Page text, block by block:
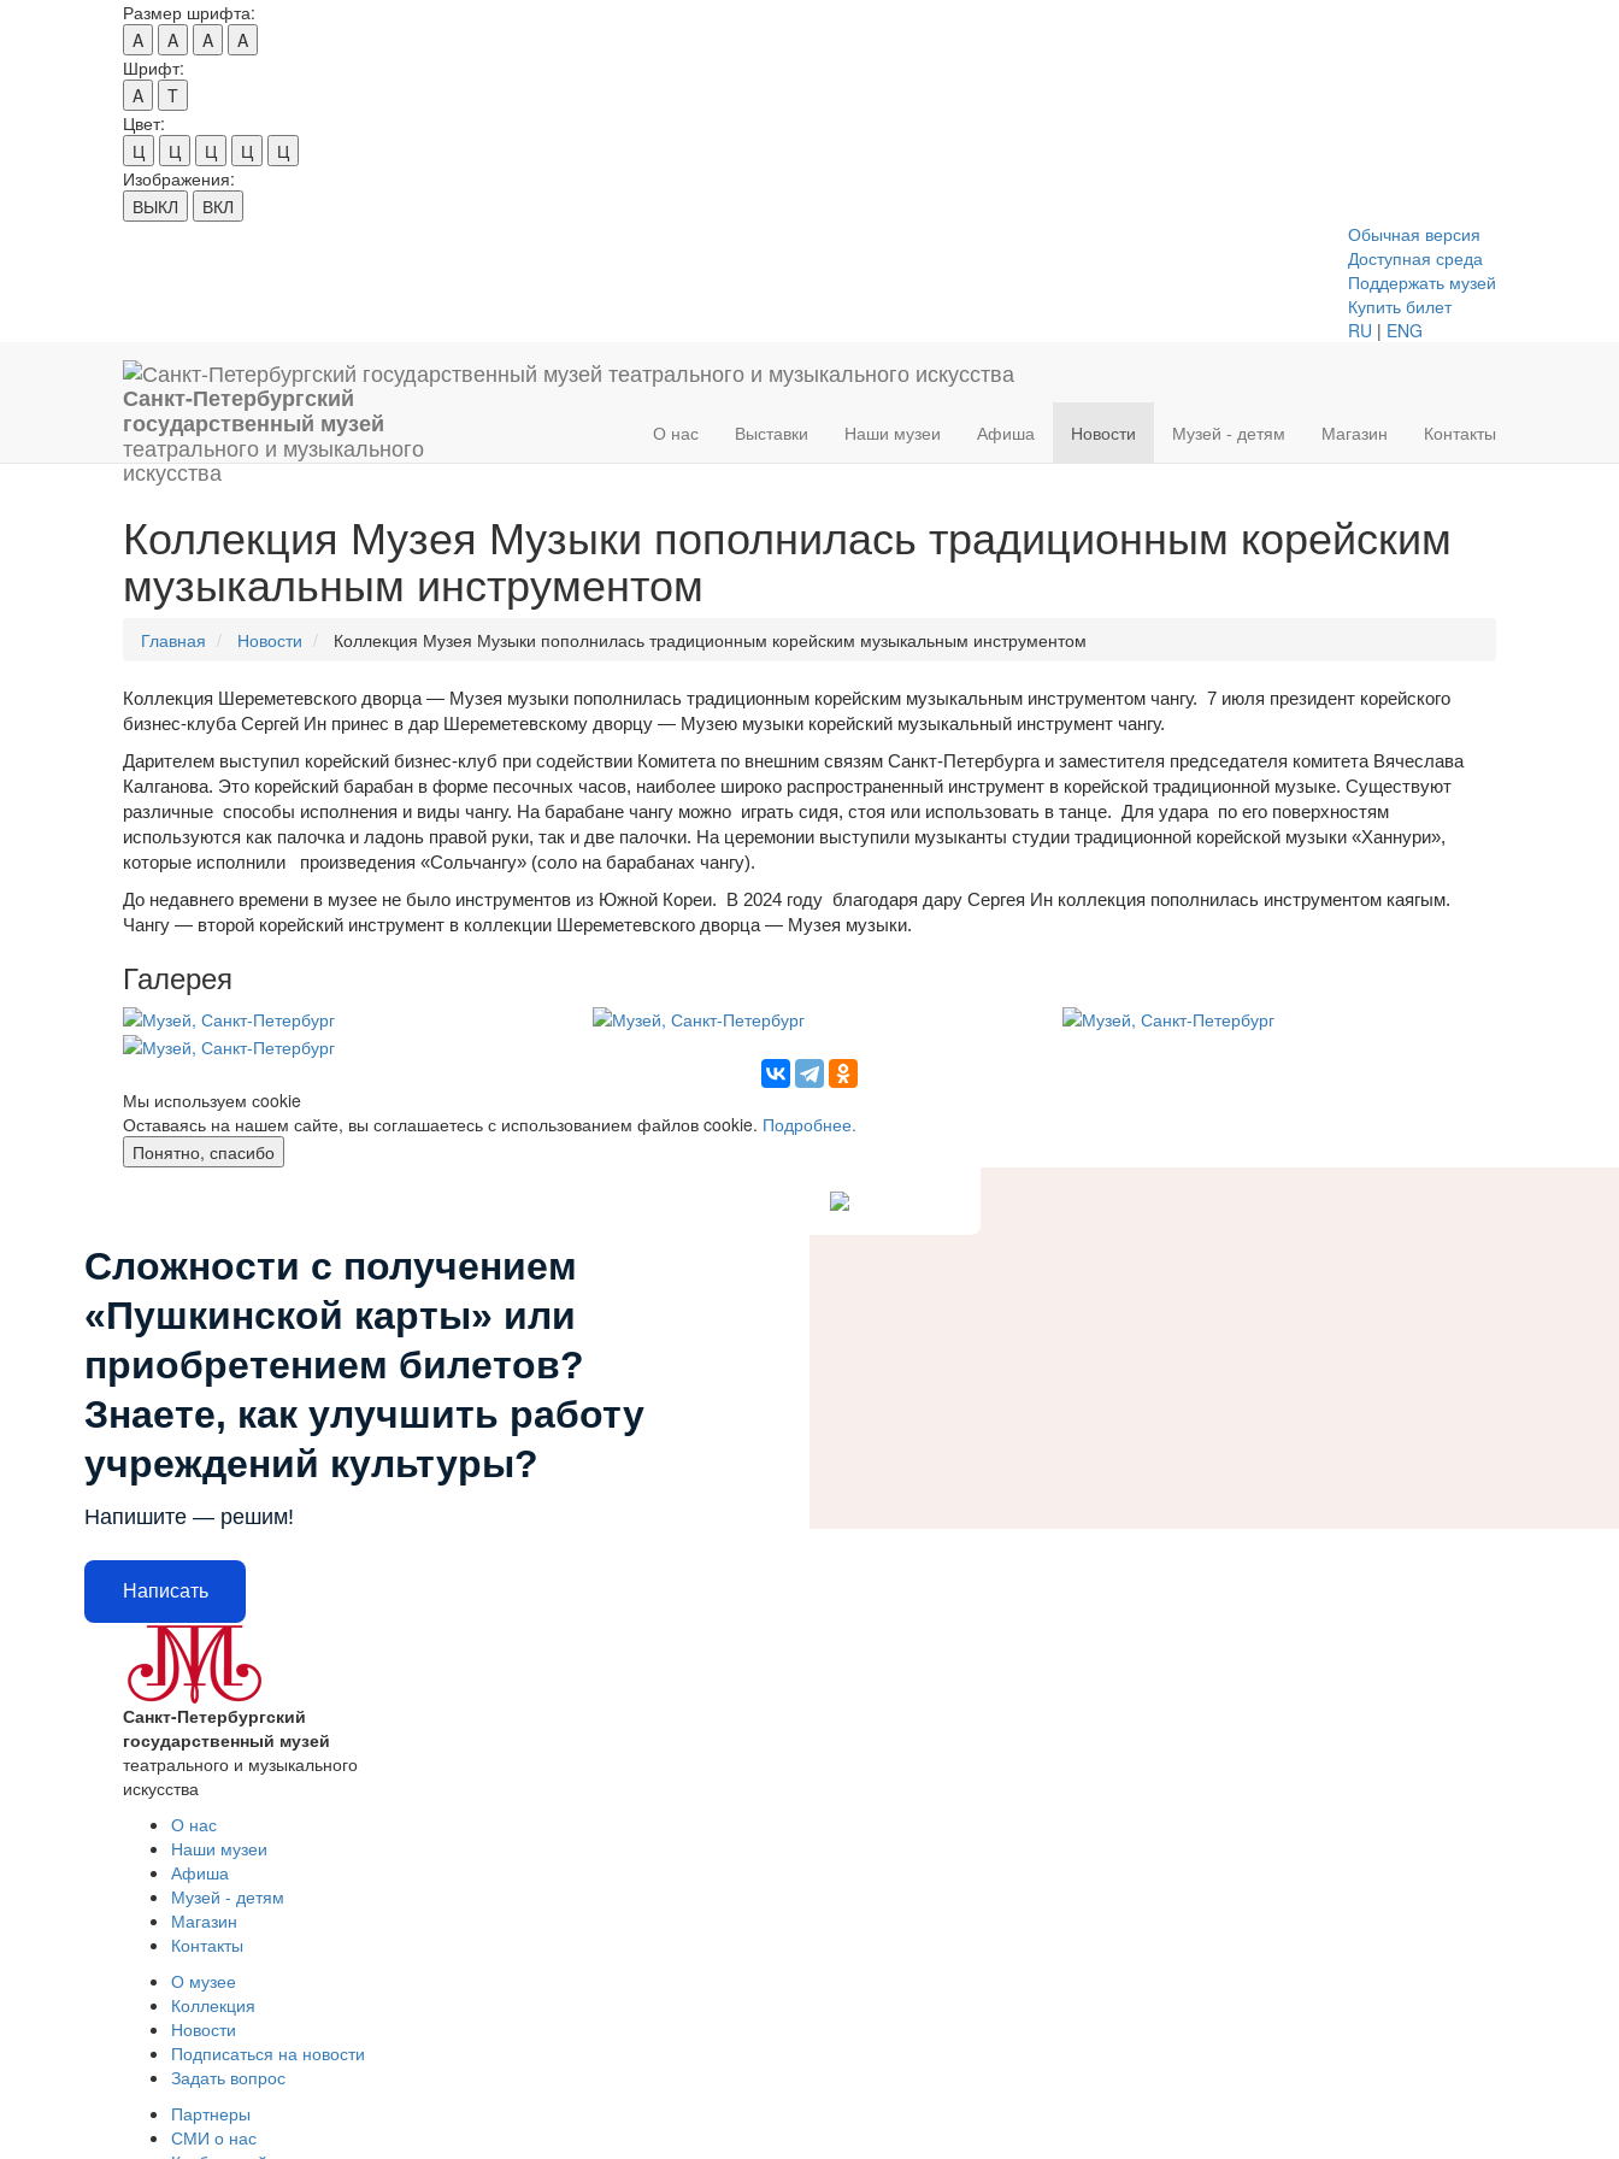
Размер шрифта:
A
A A
A
Шрифт:
A
T
Цвет:
Ц
Ц Ц Ц
Ц
Изображения:
ВЫКЛ
ВКЛ
Обычная версия
Доступная среда
Поддержать музей
Купить билет
RU | ENG
Санкт-Петербургский
государственный музей
театрального и музыкального
искусства
О нас Выставки Наши музеи Афиша Новости Музей - детям Магазин Контакты
Коллекция Музея Музыки пополнилась традиционным корейским
музыкальным инструментом
Главная Новости Коллекция Музея Музыки пополнилась традиционным корейским музыкальным инструментом
Коллекция Шереметевского дворца — Музея музыки пополнилась традиционным корейским музыкальным инструментом чангу. 7 июля президент корейского
бизнес-клуба Сергей Ин принес в дар Шереметевскому дворцу — Музею музыки корейский музыкальный инструмент чангу.
Дарителем выступил корейский бизнес-клуб при содействии Комитета по внешним связям Санкт-Петербурга и заместителя председателя комитета Вячеслава
Калганова. Это корейский барабан в форме песочных часов, наиболее широко распространенный инструмент в корейской традиционной музыке. Существуют
различные способы исполнения и виды чангу. На барабане чангу можно играть сидя, стоя или использовать в танце. Для удара по его поверхностям
используются как палочка и ладонь правой руки, так и две палочки. На церемонии выступили музыканты студии традиционной корейской музыки «Ханнури»,
которые исполнили произведения «Сольчангу» (соло на барабанах чангу).
До недавнего времени в музее не было инструментов из Южной Кореи. В 2024 году благодаря дару Сергея Ин коллекция пополнилась инструментом каягым.
Чангу — второй корейский инструмент в коллекции Шереметевского дворца — Музея музыки.
Галерея
Мы используем сookie
Оставаясь на нашем сайте, вы соглашаетесь с использованием файлов cookie. Подробнее.
Понятно, спасибо
Сложности с получением
«Пушкинской карты» или
приобретением билетов?
Знаете, как улучшить работу
учреждений культуры?
Напишите — решим!
Написать
Санкт-Петербургский
государственный музей
театрального и музыкального
искусства
О нас
Наши музеи
Афиша
Музей - детям
Магазин
Контакты
О музее
Коллекция
Новости
Подписаться на новости
Задать вопрос
Партнеры
СМИ о нас